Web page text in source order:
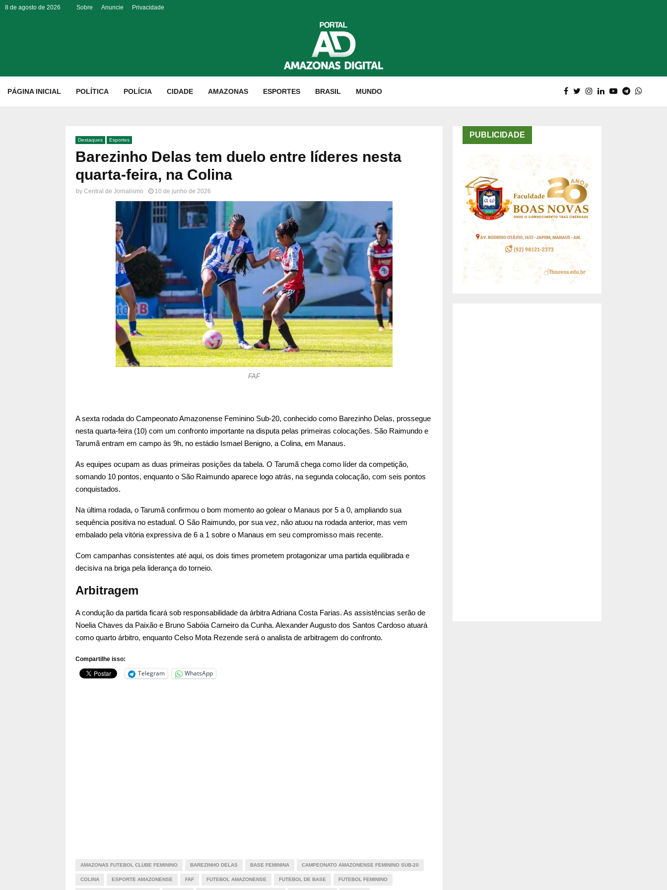
8 de agosto de 2026 Sobre Anuncie Privacidade
PÁGINA INICIAL POLÍTICA POLÍCIA CIDADE AMAZONAS ESPORTES BRASIL MUNDO
Destaques Esportes
Barezinho Delas tem duelo entre líderes nesta
quarta-feira, na Colina
by Central de Jornalismo 10 de junho de 2026
FAF
A sexta rodada do Campeonato Amazonense Feminino Sub-20, conhecido como Barezinho Delas, prossegue
nesta quarta-feira (10) com um confronto importante na disputa pelas primeiras colocações. São Raimundo e
Tarumã entram em campo às 9h, no estádio Ismael Benigno, a Colina, em Manaus.
As equipes ocupam as duas primeiras posições da tabela. O Tarumã chega como líder da competição,
somando 10 pontos, enquanto o São Raimundo aparece logo atrás, na segunda colocação, com seis pontos
conquistados.
Na última rodada, o Tarumã confirmou o bom momento ao golear o Manaus por 5 a 0, ampliando sua
sequência positiva no estadual. O São Raimundo, por sua vez, não atuou na rodada anterior, mas vem
embalado pela vitória expressiva de 6 a 1 sobre o Manaus em seu compromisso mais recente.
Com campanhas consistentes até aqui, os dois times prometem protagonizar uma partida equilibrada e
decisiva na briga pela liderança do torneio.
Arbitragem
A condução da partida ficará sob responsabilidade da árbitra Adriana Costa Farias. As assistências serão de
Noelia Chaves da Paixão e Bruno Sabóia Carneiro da Cunha. Alexander Augusto dos Santos Cardoso atuará
como quarto árbitro, enquanto Celso Mota Rezende será o analista de arbitragem do confronto.
Compartilhe isso:
Telegram WhatsApp
AMAZONAS FUTEBOL CLUBE FEMININO BAREZINHO DELAS BASE FEMININA CAMPEONATO AMAZONENSE FEMININO SUB-20
COLINA ESPORTE AMAZONENSE FAF FUTEBOL AMAZONENSE FUTEBOL DE BASE FUTEBOL FEMININO
PUBLICIDADE